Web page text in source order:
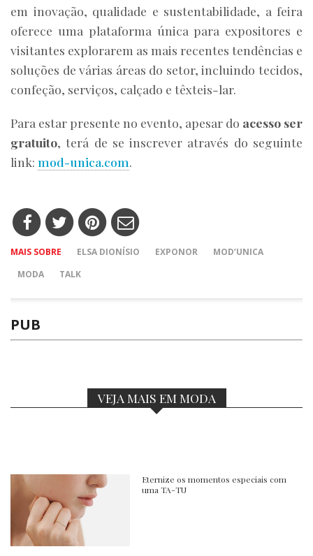
em inovação, qualidade e sustentabilidade, a feira
oferece uma plataforma única para expositores e
visitantes explorarem as mais recentes tendências e
soluções de várias áreas do setor, incluindo tecidos,
confeção, serviços, calçado e têxteis-lar.
Para estar presente no evento, apesar do acesso ser
gratuito, terá de se inscrever através do seguinte
link: mod-unica.com.
MAIS SOBRE ELSA DIONÍSIO EXPONOR
MOD’UNICA
MODA
TALK
PUB
VEJA MAIS EM MODA
Eternize os momentos especiais com
uma TA-TU